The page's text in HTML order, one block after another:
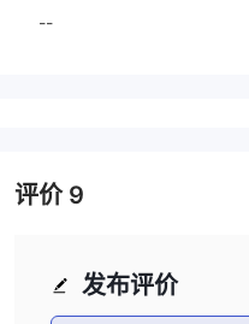
--
发布评价
评价9